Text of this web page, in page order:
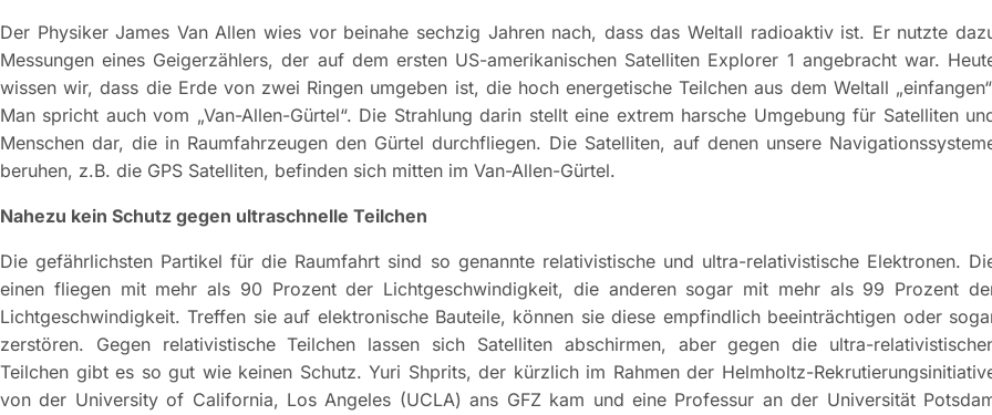
Der Physiker James Van Allen wies vor beinahe sechzig Jahren nach, dass das Weltall radioaktiv ist. Er nutzte
Messungen eines Geigerzählers, der auf dem ersten US-amerikanischen Satelliten Explorer 1 angebracht war.
wissen wir, dass die Erde von zwei Ringen umgeben ist, die hoch energetische Teilchen aus dem Weltall
Man spricht auch vom „Van-Allen-Gürtel“. Die Strahlung darin stellt eine extrem harsche Umgebung für Satelliten
Menschen dar, die in Raumfahrzeugen den Gürtel durchfliegen. Die Satelliten, auf denen unsere
beruhen, z.B. die GPS Satelliten, befinden sich mitten im Van-Allen-Gürtel.
Nahezu kein Schutz gegen ultraschnelle Teilchen
Die gefährlichsten Partikel für die Raumfahrt sind so genannte relativistische und ultra-relativistische Elektronen.
einen fliegen mit mehr als 90 Prozent der Lichtgeschwindigkeit, die anderen sogar mit mehr als 99 Prozent
Lichtgeschwindigkeit. Treffen sie auf elektronische Bauteile, können sie diese empfindlich beeinträchtigen oder
zerstören. Gegen relativistische Teilchen lassen sich Satelliten abschirmen, aber gegen die ultra-
Teilchen gibt es so gut wie keinen Schutz. Yuri Shprits, der kürzlich im Rahmen der Helmholtz-
von der University of California, Los Angeles (UCLA) ans GFZ kam und eine Professur an der Universität